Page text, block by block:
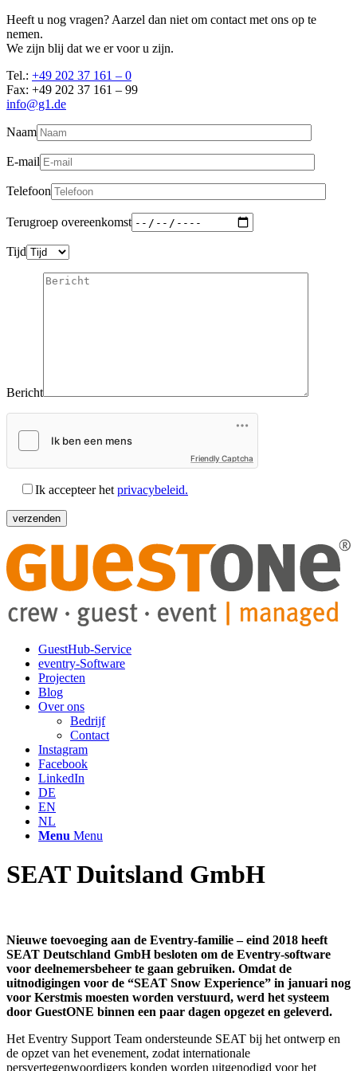
Heeft u nog vragen? Aarzel dan niet om contact met ons op te
nemen.
We zijn blij dat we er voor u zijn.
Tel.: +49 202 37 161 – 0
Fax: +49 202 37 161 – 99
info@g1.de
Naam
E-mail
Telefoon
Terugroep overeenkomst
Tijd
Bericht
Friendly Captcha
Ik accepteer het privacybeleid.
GuestHub-Service
eventry-Software
Projecten
Blog
Over ons
Bedrijf
Contact
Instagram
Facebook
LinkedIn
DE
EN
NL
Menu Menu
SEAT Duitsland GmbH
Nieuwe toevoeging aan de Eventry-familie – eind 2018 heeft
SEAT Deutschland GmbH besloten om de Eventry-software
voor deelnemersbeheer te gaan gebruiken. Omdat de
uitnodigingen voor de “SEAT Snow Experience” in januari nog
voor Kerstmis moesten worden verstuurd, werd het systeem
door GuestONE binnen een paar dagen opgezet en geleverd.
Het Eventry Support Team ondersteunde SEAT bij het ontwerp en
de opzet van het evenement, zodat internationale
persvertegenwoordigers konden worden uitgenodigd voor het